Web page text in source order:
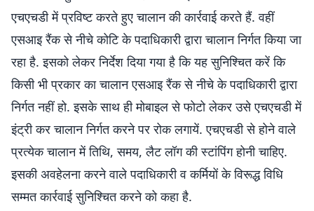
एचएचडी में प्रविष्ट करते हुए चालान की कार्रवाई करते हैं. वहीं
एसआइ रैंक से नीचे कोटि के पदाधिकारी द्वारा चालान निर्गत किया जा
रहा है. इसको लेकर निर्देश दिया गया है कि यह सुनिश्चित करें कि
किसी भी प्रकार का चालान एसआइ रैंक से नीचे के पदाधिकारी द्वारा
निर्गत नहीं हो. इसके साथ ही मोबाइल से फोटो लेकर उसे एचएचडी में
इंट्री कर चालान निर्गत करने पर रोक लगायें. एचएचडी से होने वाले
प्रत्येक चालान में तिथि, समय, लैट लॉग की स्टांपिंग होनी चाहिए.
इसकी अवहेलना करने वाले पदाधिकारी व कर्मियों के विरूद्ध विधि
सम्मत कार्रवाई सुनिश्चित करने को कहा है.